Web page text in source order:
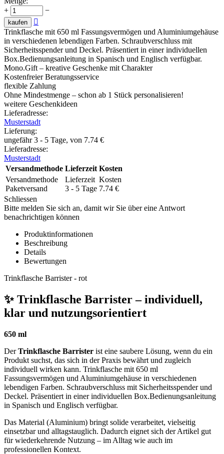
+
−
kaufen

Trinkflasche mit 650 ml Fassungsvermögen und Aluminiumgehäuse
in verschiedenen lebendigen Farben. Schraubverschluss mit
Sicherheitsspender und Deckel. Präsentiert in einer individuellen
Box.Bedienungsanleitung in Spanisch und Englisch verfügbar.
Mono.Gift – kreative Geschenke mit Charakter
Kostenfreier Beratungsservice
flexible Zahlung
Ohne Mindestmenge – schon ab 1 Stück personalisieren!
weitere Geschenkideen
Lieferadresse:
Musterstadt
Lieferung:
ungefähr 3 - 5 Tage, von 7.74 €
Lieferadresse:
Musterstadt
Versandmethode Lieferzeit Kosten
Versandmethode
Paketversand
Lieferzeit
3 - 5 Tage
Kosten
7.74 €
Schliessen
Bitte melden Sie sich an, damit wir Sie über eine Antwort
benachrichtigen können
Produktinformationen
Beschreibung
Details
Bewertungen
Trinkflasche Barrister - rot
✨ Trinkflasche Barrister – individuell,
klar und nutzungsorientiert
650 ml
DerTrinkflasche Barrister ist eine saubere Lösung, wenn du ein
Produkt suchst, das sich in der Praxis bewährt und zugleich
individuell wirken kann. Trinkflasche mit 650 ml
Fassungsvermögen und Aluminiumgehäuse in verschiedenen
lebendigen Farben. Schraubverschluss mit Sicherheitsspender und
Deckel. Präsentiert in einer individuellen Box.Bedienungsanleitung
in Spanisch und Englisch verfügbar.
Das Material (Aluminium) bringt solide verarbeitet, vielseitig
einsetzbar und alltagstauglich. Dadurch eignet sich der Artikel gut
für wiederkehrende Nutzung – im Alltag wie auch im
professionellen Kontext.